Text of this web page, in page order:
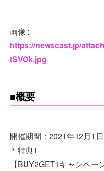
画像 :
https://newscast.jp/
tSVOk.jpg
■概要
開催期間：2021年12月1
＊特典1
【BUY2GET1キャンペー